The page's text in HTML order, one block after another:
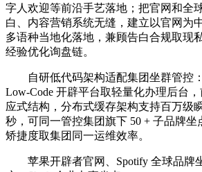
字人欢迎等前沿手艺落地；把官网和全
白、内容营销系统无缝，建立以官网为
多语种当地化落地，兼顾告白合规取现
经验优化询盘链。
自研低代码架构适配集团坐群管控
Low-Code 开辟平台取轻量化办理后台
应式结构，分布式缓存架构支持百万级
秒，可同一管控集团旗下 50 + 子品牌
矫捷度取集团同一运维效率。
苹果开辟者官网、Spotify 全球品牌